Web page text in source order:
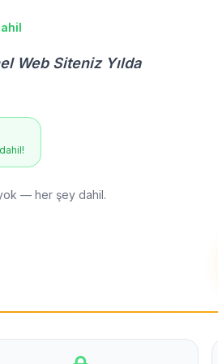
Web Siteniz Yılda
— her şey dahil.